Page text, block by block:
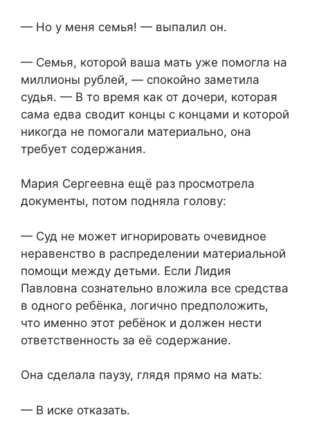
— Но у меня семья! — выпалил он.
— Семья, которой ваша мать уже помогла на
миллионы рублей, — спокойно заметила
судья. — В то время как от дочери, которая
сама едва сводит концы с концами и которой
никогда не помогали материально, она
требует содержания.
Мария Сергеевна ещё раз просмотрела
документы, потом подняла голову:
— Суд не может игнорировать очевидное
неравенство в распределении материальной
помощи между детьми. Если Лидия
Павловна сознательно вложила все средства
в одного ребёнка, логично предположить,
что именно этот ребёнок и должен нести
ответственность за её содержание.
Она сделала паузу, глядя прямо на мать:
— В иске отказать.